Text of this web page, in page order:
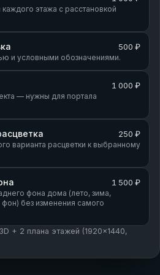
этажа с расстановкой
500 ₽
и условными обозначениями.
1 000 ₽
— нужны для портала
250 ₽
варианта расцветки к выбранному
1 500 ₽
фона дома (лето, зима,
без изменения самого
+ 2 плана этажей (1920×1440,